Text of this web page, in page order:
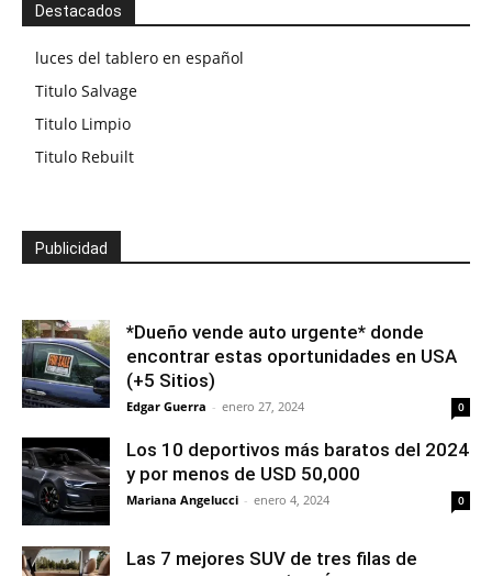
Destacados
luces del tablero en español
Titulo Salvage
Titulo Limpio
Titulo Rebuilt
Publicidad
*Dueño vende auto urgente* donde
encontrar estas oportunidades en USA
(+5 Sitios)
Edgar Guerra - enero 27, 2024 0
Los 10 deportivos más baratos del 2024
y por menos de USD 50,000
Mariana Angelucci - enero 4, 2024 0
Las 7 mejores SUV de tres filas de